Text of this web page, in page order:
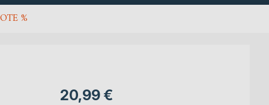
%
20,99 €